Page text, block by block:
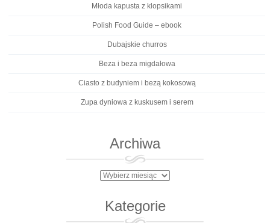
Młoda kapusta z klopsikami
Polish Food Guide – ebook
Dubajskie churros
Beza i beza migdałowa
Ciasto z budyniem i bezą kokosową
Zupa dyniowa z kuskusem i serem
Archiwa
Archiwa
Kategorie